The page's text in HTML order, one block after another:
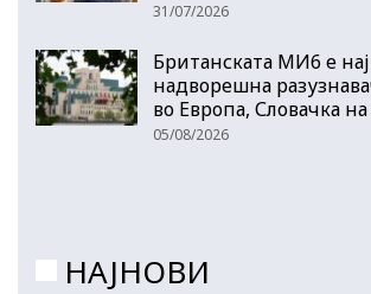
31/07/2026
Британската МИ6 е
надворешна
во Европа, Словачка
05/08/2026
НАЈНОВИ